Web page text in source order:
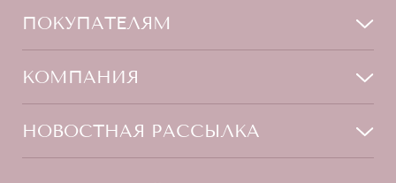
Лицо
Для дома
ПОКУПАТЕЛЯМ
Способы оплаты
КОМПАНИЯ
О нас
НОВОСТНАЯ РАССЫЛКА